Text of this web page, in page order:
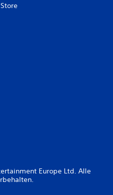
Europe Ltd. Alle